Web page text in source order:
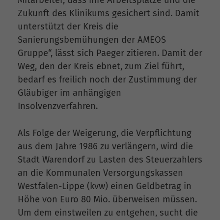
Zukunft des Klinikums gesichert sind. Damit
unterstützt der Kreis die
Sanierungsbemühungen der AMEOS
Gruppe“, lässt sich Paeger zitieren. Damit der
Weg, den der Kreis ebnet, zum Ziel führt,
bedarf es freilich noch der Zustimmung der
Gläubiger im anhängigen
Insolvenzverfahren.
Als Folge der Weigerung, die Verpflichtung
aus dem Jahre 1986 zu verlängern, wird die
Stadt Warendorf zu Lasten des Steuerzahlers
an die Kommunalen Versorgungskassen
Westfalen-Lippe (kvw) einen Geldbetrag in
Höhe von Euro 80 Mio. überweisen müssen.
Um dem einstweilen zu entgehen, sucht die